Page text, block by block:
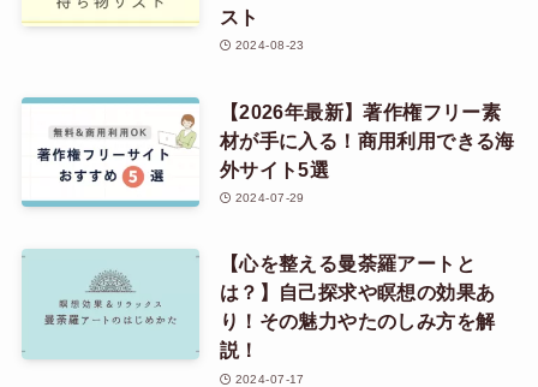
スト
2024-08-23
【2026年最新】著作権フリー素
材が手に入る！商用利用できる海
外サイト5選
2024-07-29
【心を整える曼荼羅アートと
は？】自己探求や瞑想の効果あ
り！その魅力やたのしみ方を解
説！
2024-07-17